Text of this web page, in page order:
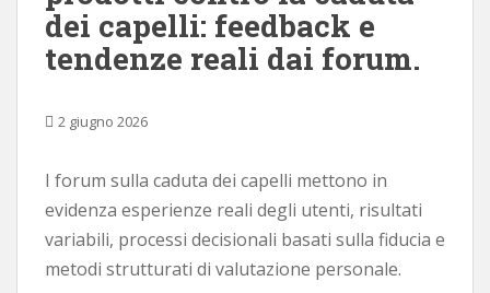
dei capelli: feedback e
tendenze reali dai forum.
2 giugno 2026
I forum sulla caduta dei capelli mettono in
evidenza esperienze reali degli utenti, risultati
variabili, processi decisionali basati sulla fiducia e
metodi strutturati di valutazione personale.